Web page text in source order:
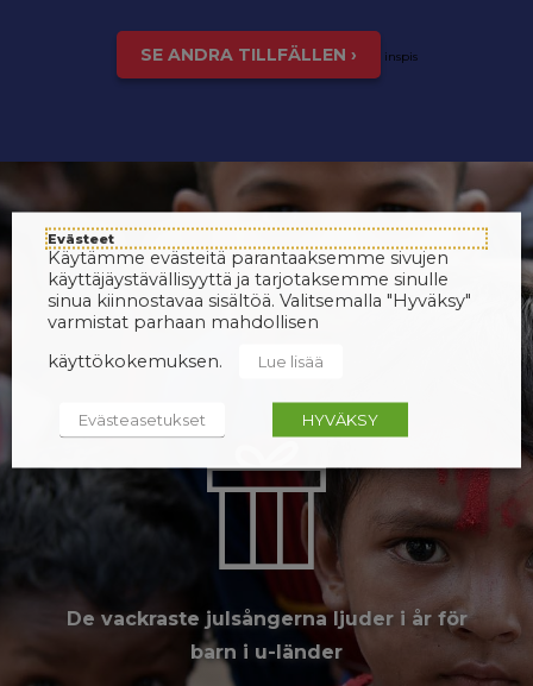
SE ANDRA TILLFÄLLEN › inspis
De vackraste julsångerna ljuder i år för
barn i u-länder
Evästeet
Käytämme evästeitä parantaaksemme sivujen
käyttäjäystävällisyyttä ja tarjotaksemme sinulle
sinua kiinnostavaa sisältöä. Valitsemalla "Hyväksy"
varmistat parhaan mahdollisen
käyttökokemuksen.
Lue lisää
Evästeasetukset HYVÄKSY